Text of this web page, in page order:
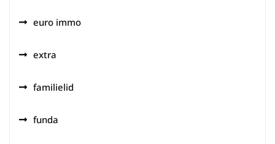
euro immo
extra
familielid
funda